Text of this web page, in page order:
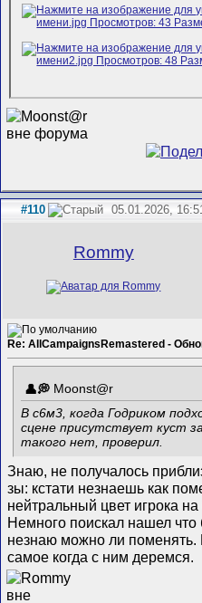
#110 05.01.2026,
Rommy
Re: AllCampaignsRemastered -
Mооnst@r
В с6м3, когда Годриком
сцене присутствует куст
такого нет, проверил.
Знаю, не получалось
зы: кстати незнаешь как
нейтральный цвет игрока
Немного поискал нашел что
незнаю можно ли поменять.
самое когда с ним деремся.